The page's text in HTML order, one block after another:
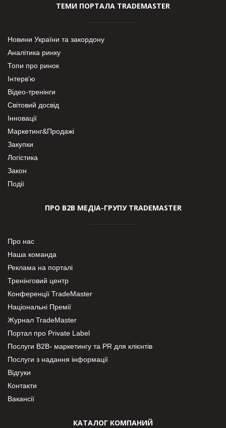
ТЕМИ ПОРТАЛА TRADEMASTER
Новини України та закордону
Аналітика ринку
Топи про ринок
Інтерв’ю
Відео-тренінги
Світовий досвід
Інновації
Маркетинг&Продажі
Закупки
Логістика
Закон
Події
ПРО В2В МЕДІА-ГРУПУ TRADEMASTER
Про нас
Наша команда
Реклама на порталі
Тренінговий центр
Конференції TradeMaster
Національні Премії
Журнал TradeMaster
Портал про Private Label
Послуги В2В- маркетингу та PR для клієнтів
Послуги з надання інформації
Відгуки
Контакти
Вакансії
КАТАЛОГ КОМПАНИЙ